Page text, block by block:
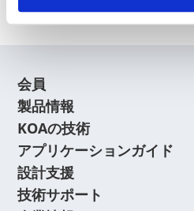
会員
製品情報
KOAの技術
アプリケーションガイド
設計支援
技術サポート